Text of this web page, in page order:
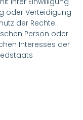
oder Verteidigung
der Rechte
Person oder
Interesses der